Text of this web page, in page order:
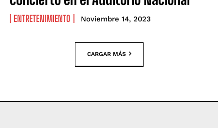
ENTRETENIMIENTO Noviembre 14, 2023
CARGAR MÁS